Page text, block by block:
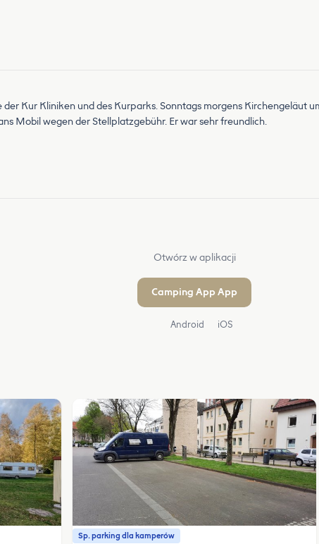
Kur Kliniken und des Kurparks. Sonntags morgens Kirchengeläut
Mobil wegen der Stellplatzgebühr. Er war sehr freundlich.
Otwórz w aplikacji
Camping App App
Android iOS
Sp. parking dla kamperów